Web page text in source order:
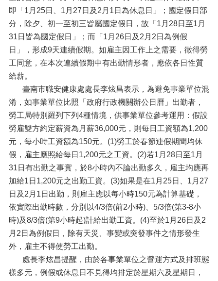
即「1月25日、1月27日及2月1日為休息日」；國定假日部
分，除夕、初一至初三皆屬國定假日，故「1月28日至1月
31日皆為國定假日」；而「1月26日及2月2日為例假
日」，形成9天連續假期。如雇主因工作上之需要，徵得勞
工同意，在本次連續假期中有出勤情形者，應依各日性質
給薪。
臺南市職安健康處處長李炫昌表示，為避免事業單位混
淆，如事業單位比照「政府行政機關辦公日曆」出勤者，
勞工局特別羅列下列4種情境，供事業單位參考運用：假設
勞雇雙方約定薪資為月薪36,000元，則每日工資額為1,200
元，每小時工資額為150元。(1)勞工於春節連假期間均休
假，雇主應照給每日1,200元之工資。(2)若1月28日至1月
31日有出勤之事實，於8小時內不論出勤多久，雇主均應再
加給1日1,200元之出勤工資。(3)如果是在1月25日、1月27
日及2月1日出勤，則雇主應以每小時150元為計算基礎，
依實際出勤時數，分別以4/3倍(前2小時)、5/3倍(第3-8小
時)及8/3倍(第9小時起)計給出勤工資。(4)至於1月26日及2
月2日為例假日，除有天災、事變或突發事件之情形發生
外，雇主不得使勞工出勤。
處長李炫昌提醒，由於各事業單位之營運方式及排班態
樣多元，例假或休息日不見得均排定於星期六及星期日，